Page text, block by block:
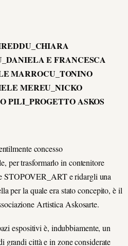
E FRANCESCA
MARROCU_TONINO
MEREU_NICKO
PILI_PROGETTO ASKOS
concesso
per trasformarlo in contenitore
STOPOVER_ART e ridargli una
per la quale era stato concepito, è il
Artistica Askosarte.
è, indubbiamente, un
grandi città e in zone considerate